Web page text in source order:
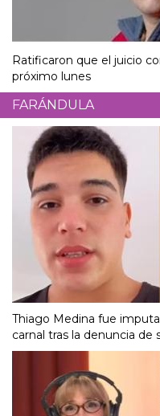
Ratificaron que el juicio
próximo lunes
FARÁNDULA
Thiago Medina fue
carnal tras la denuncia de